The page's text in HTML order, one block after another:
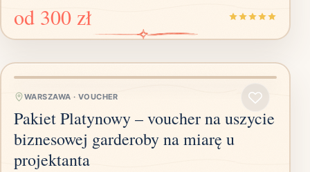
od 300 zł
WARSZAWA · VOUCHER
Pakiet Platynowy – voucher na uszycie
biznesowej garderoby na miarę u
projektanta